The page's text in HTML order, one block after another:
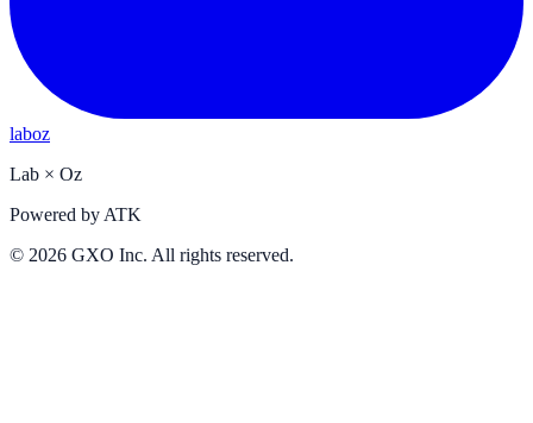
laboz
Lab × Oz
Powered by ATK
© 2026 GXO Inc. All rights reserved.